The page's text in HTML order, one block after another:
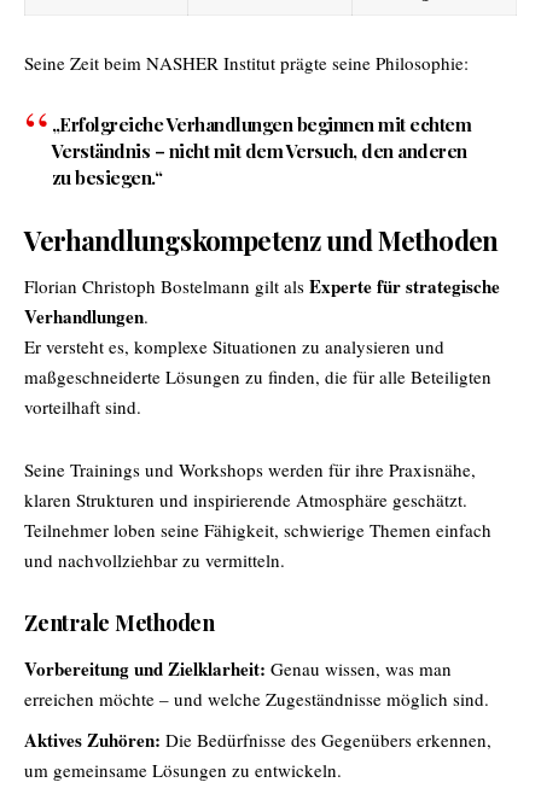
Seine Zeit beim NASHER Institut prägte seine Philosophie:
„Erfolgreiche Verhandlungen beginnen mit echtem
Verständnis – nicht mit dem Versuch, den anderen
zu besiegen.“
Verhandlungskompetenz und Methoden
Florian Christoph Bostelmann gilt als Experte für strategische
Verhandlungen.
Er versteht es, komplexe Situationen zu analysieren und
maßgeschneiderte Lösungen zu finden, die für alle Beteiligten
vorteilhaft sind.
Seine Trainings und Workshops werden für ihre Praxisnähe,
klaren Strukturen und inspirierende Atmosphäre geschätzt.
Teilnehmer loben seine Fähigkeit, schwierige Themen einfach
und nachvollziehbar zu vermitteln.
Zentrale Methoden
Vorbereitung und Zielklarheit: Genau wissen, was man
erreichen möchte – und welche Zugeständnisse möglich sind.
Aktives Zuhören: Die Bedürfnisse des Gegenübers erkennen,
um gemeinsame Lösungen zu entwickeln.